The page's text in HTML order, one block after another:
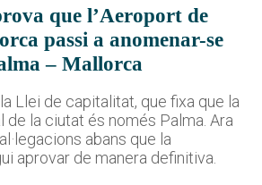
que l’Aeroport de
passi a anomenar-se
– Mallorca
Llei de capitalitat, que fixa que la
la ciutat és només Palma. Ara
abans que la
aprovar de manera definitiva.